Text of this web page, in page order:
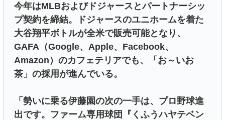
今年はMLBおよびドジャースとパートナーシッ
プ契約を締結。ドジャースのユニホームを着た
大谷翔平ボトルが全米で販売可能となり、
GAFA（Google、Apple、Facebook、
Amazon）のカフェテリアでも、「お～いお
茶」の採用が進んでいる。
「勢いに乗る伊藤園の次の一手は、プロ野球進
出です。ファーム専用球団『くふうハヤテベン